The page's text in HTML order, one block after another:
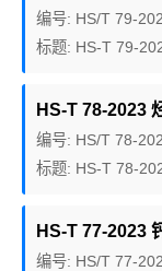
编号: HS/T 79-
标题: HS-T 79-
HS-T 78-2023
编号: HS/T 78-
标题: HS-T 78-
HS-T 77-2023
编号: HS/T 77-